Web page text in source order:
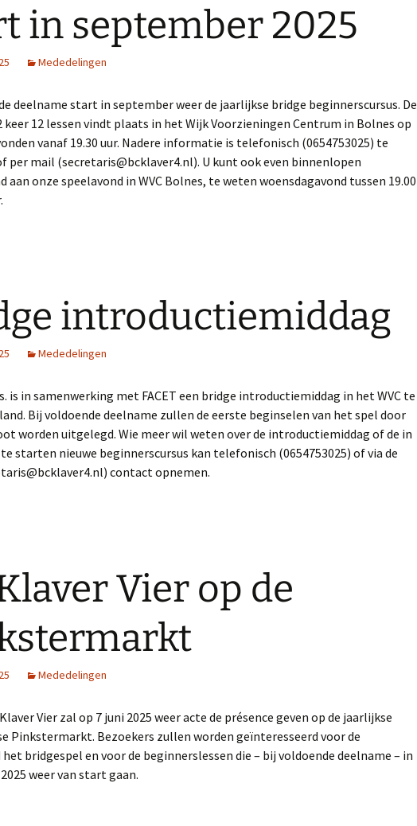
in september 2025
Mededelingen
deelname start in september weer de jaarlijkse bridge beginnerscursus. De
keer 12 lessen vindt plaats in het Wijk Voorzieningen Centrum in Bolnes op
vanaf 19.30 uur. Nadere informatie is telefonisch (0654753025) te
per mail (secretaris@bcklaver4.nl). U kunt ook even binnenlopen
aan onze speelavond in WVC Bolnes, te weten woensdagavond tussen 19.00
introductiemiddag
Mededelingen
is in samenwerking met FACET een bridge introductiemiddag in het WVC te
Bij voldoende deelname zullen de eerste beginselen van het spel door
worden uitgelegd. Wie meer wil weten over de introductiemiddag of de in
starten nieuwe beginnerscursus kan telefonisch (0654753025) of via de
contact opnemen.
Vier op de
Mededelingen
Vier zal op 7 juni 2025 weer acte de présence geven op de jaarlijkse
Pinkstermarkt. Bezoekers zullen worden geïnteresseerd voor de
bridgespel en voor de beginnerslessen die – bij voldoende deelname – in
weer van start gaan.